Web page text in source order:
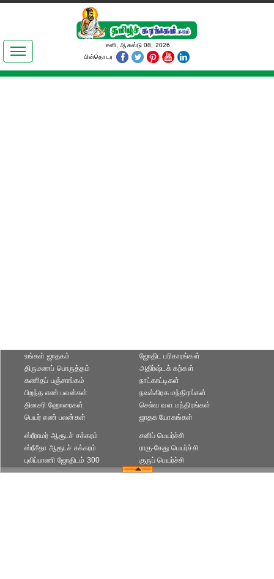
இலக்கியங்கள்
தமிழ் உலகம்
சனி, ஆகஸ்டு 08, 2026
பின்தொடர
உங்கள் ஜாதகம்
திருமணப் பொருத்தம்
கணிதப் பஞ்சாங்கம்
ஜோதிட ப‌ரிகார‌ங்க‌ள்
அதிர்ஷ்டக் கற்கள்
நாட்காட்டிகள்
பிறந்த எண் பலன்கள்
தினசரி ஹோரைகள்
பெயர் எண் பலன்கள்
நவக்கிரக மந்திரங்கள்
செல்வ வள மந்திரங்கள்
ஜாதக யோகங்கள்
ஸ்ரீராமர் ஆரூடச் சக்கரம்
ஸ்ரீசீதா ஆரூடச் சக்கரம்
புலிப்பாணி ஜோதிடம் 300
சனிப் பெயர்ச்சி
ராகு-கேது பெயர்ச்சி
குருப் பெயர்ச்சி